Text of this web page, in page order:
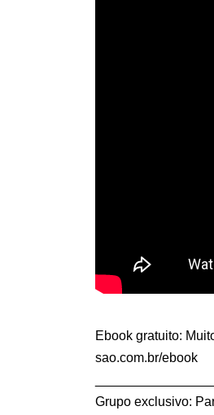
Ebook gratuito:
sao.com.br/ebook
Grupo exclusivo: